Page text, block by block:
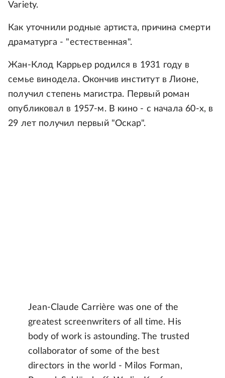
Variety.
Как уточнили родные артиста, причина смерти
драматурга - "естественная".
Жан-Клод Каррьер родился в 1931 году в
семье винодела. Окончив институт в Лионе,
получил степень магистра. Первый роман
опубликовал в 1957-м. В кино - с начала 60-х, в
29 лет получил первый "Оскар".
Jean-Claude Carrière was one of the
greatest screenwriters of all time. His
body of work is astounding. The trusted
collaborator of some of the best
directors in the world - Milos Forman,